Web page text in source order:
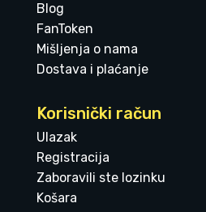
Blog
FanToken
Mišljenja o nama
Dostava i plaćanje
Korisnički račun
Ulazak
Registracija
Zaboravili ste lozinku
Košara